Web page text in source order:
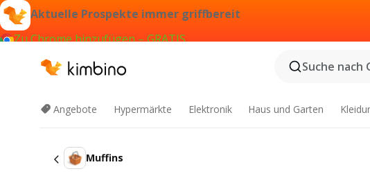
Aktuelle Prospekte immer griffbereit
Zu Chrome hinzufügen – GRATIS
Suche
Angebote Hypermärkte Elektronik Haus und Garten
Muffins